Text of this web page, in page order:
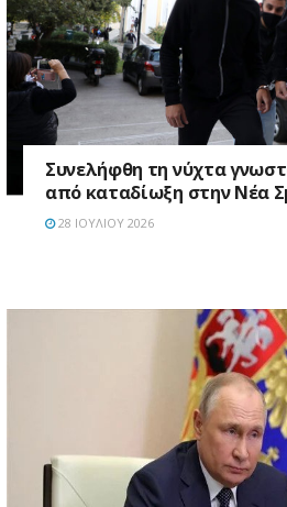
Συνελήφθη τη νύχτα
από καταδίωξη στην Νέα
28 ΙΟΥΛΊΟΥ 2026